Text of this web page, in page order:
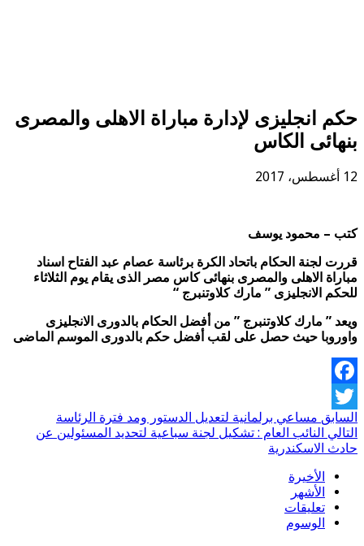
حكم انجليزى لإدارة مباراة الاهلى والمصرى
بنهائى الكاس
12 أغسطس، 2017
كتب – محمود يوسف
قررت لجنة الحكام باتحاد الكرة برئاسة عصام عبد الفتاح اسناد
مباراة الاهلى والمصرى بنهائى كاس مصر الذى يقام يوم الثلاثاء
للحكم الانجليزى ” مارك كلاوتنبرج “
ويعد ” مارك كلاوتنبرج ” من أفضل الحكام بالدورى الانجليزى
واوروبا حيث حصل على لقب أفضل حكم بالدورى الموسم الماضى
Facebook
Twitter
السابق مساعي برلمانية لتعديل الدستور ومد فترة الرئاسة
التالي النائب العام : تشكيل لجنة سباعية لتحديد المسئولين عن
حادث الاسكندرية
الأخيرة
الأشهر
تعليقات
الوسوم